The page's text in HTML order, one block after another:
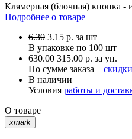
Клямерная (блочная) кнопка -
Подробнее о товаре
6.30 3.15 р. за шт
В упаковке по 100 шт
630.00 315.00 р. за уп.
По сумме заказа – скидки
В наличии
Условия работы и
О товаре
xmark